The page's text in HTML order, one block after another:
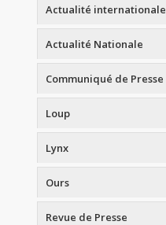
Actualité internationale
Actualité Nationale
Communiqué de Presse
Loup
Lynx
Ours
Revue de Presse